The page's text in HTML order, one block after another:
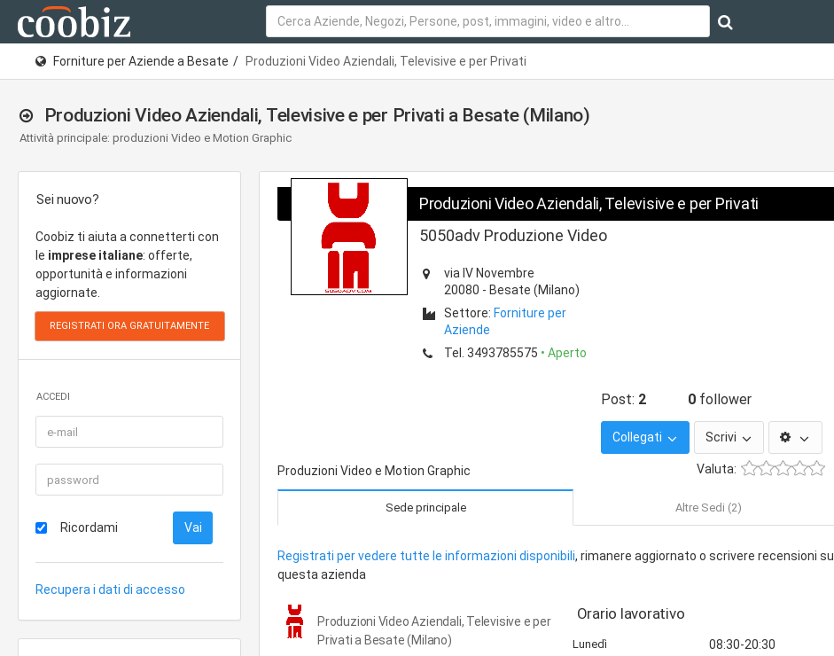
Forniture per Aziende a Besate Produzioni Video Aziendali, Televisive e per Privati
Produzioni Video Aziendali, Televisive e per Privati a Besate (Milano)
Attività principale: produzioni Video e Motion Graphic
Sei nuovo?
Coobiz ti aiuta a connetterti con
le imprese italiane: offerte,
opportunità e informazioni
aggiornate.
ACCEDI
Ricordami
Recupera i dati di accesso
Produzioni Video Aziendali, Televisive e per Privati
5050adv Produzione Video
via IV Novembre
20080 - Besate (Milano)
Settore: Forniture per
Aziende
Tel. 3493785575 • Aperto
Post: 2 0 follower
Collegati Scrivi
Valuta:
Produzioni Video e Motion Graphic
Sede principale Altre Sedi (2)
Registrati per vedere tutte le informazioni disponibili, rimanere aggiornato o scrivere recensioni su
questa azienda
Produzioni Video Aziendali, Televisive e per
Privati a Besate (Milano)
Orario lavorativo
Lunedì 08:30-20:30